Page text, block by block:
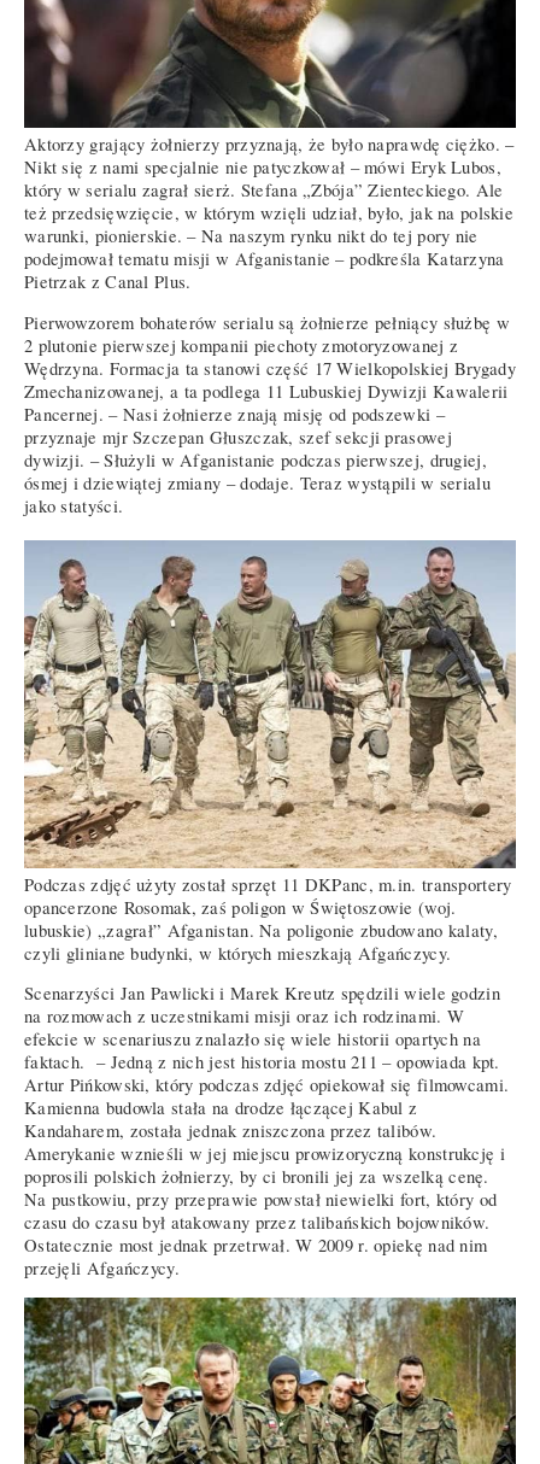
Aktorzy grający żołnierzy przyznają, że było naprawdę ciężko. –
Nikt się z nami specjalnie nie patyczkował – mówi Eryk Lubos,
który w serialu zagrał sierż. Stefana „Zbója” Zienteckiego. Ale
też przedsięwzięcie, w którym wzięli udział, było, jak na polskie
warunki, pionierskie. – Na naszym rynku nikt do tej pory nie
podejmował tematu misji w Afganistanie – podkreśla Katarzyna
Pietrzak z Canal Plus.
Pierwowzorem bohaterów serialu są żołnierze pełniący służbę w
2 plutonie pierwszej kompanii piechoty zmotoryzowanej z
Wędrzyna. Formacja ta stanowi część 17 Wielkopolskiej Brygady
Zmechanizowanej, a ta podlega 11 Lubuskiej Dywizji Kawalerii
Pancernej. – Nasi żołnierze znają misję od podszewki –
przyznaje mjr Szczepan Głuszczak, szef sekcji prasowej
dywizji. – Służyli w Afganistanie podczas pierwszej, drugiej,
ósmej i dziewiątej zmiany – dodaje. Teraz wystąpili w serialu
jako statyści.
Podczas zdjęć użyty został sprzęt 11 DKPanc, m.in. transportery
opancerzone Rosomak, zaś poligon w Świętoszowie (woj.
lubuskie) „zagrał” Afganistan. Na poligonie zbudowano kalaty,
czyli gliniane budynki, w których mieszkają Afgańczycy.
Scenarzyści Jan Pawlicki i Marek Kreutz spędzili wiele godzin
na rozmowach z uczestnikami misji oraz ich rodzinami. W
efekcie w scenariuszu znalazło się wiele historii opartych na
faktach. – Jedną z nich jest historia mostu 211 – opowiada kpt.
Artur Pińkowski, który podczas zdjęć opiekował się filmowcami.
Kamienna budowla stała na drodze łączącej Kabul z
Kandaharem, została jednak zniszczona przez talibów.
Amerykanie wznieśli w jej miejscu prowizoryczną konstrukcję i
poprosili polskich żołnierzy, by ci bronili jej za wszelką cenę.
Na pustkowiu, przy przeprawie powstał niewielki fort, który od
czasu do czasu był atakowany przez talibańskich bojowników.
Ostatecznie most jednak przetrwał. W 2009 r. opiekę nad nim
przejęli Afgańczycy.